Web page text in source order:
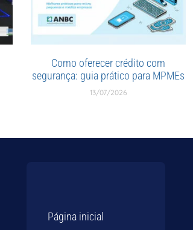
Como oferecer crédito com
segurança: guia prático para MPMEs
13/07/2026
Página inicial